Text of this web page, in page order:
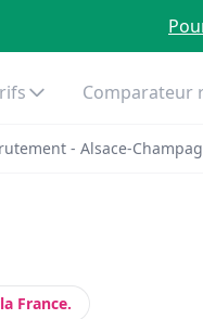
Comparateur
- Alsace-
France.